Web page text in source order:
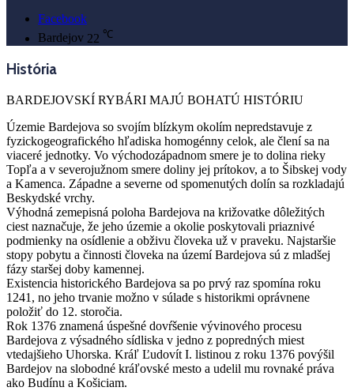
Facebook
Bardejov 22 ℃
História
BARDEJOVSKÍ RYBÁRI MAJÚ BOHATÚ HISTÓRIU
Územie Bardejova so svojím blízkym okolím nepredstavuje z
fyzickogeografického hľadiska homogénny celok, ale člení sa na
viaceré jednotky. Vo východozápadnom smere je to dolina rieky
Topľa a v severojužnom smere doliny jej prítokov, a to Šibskej vody
a Kamenca. Západne a severne od spomenutých dolín sa rozkladajú
Beskydské vrchy.
Výhodná zemepisná poloha Bardejova na križovatke dôležitých
ciest naznačuje, že jeho územie a okolie poskytovali priaznivé
podmienky na osídlenie a obživu človeka už v praveku. Najstaršie
stopy pobytu a činnosti človeka na území Bardejova sú z mladšej
fázy staršej doby kamennej.
Existencia historického Bardejova sa po prvý raz spomína roku
1241, no jeho trvanie možno v súlade s historikmi oprávnene
položiť do 12. storočia.
Rok 1376 znamená úspešné dovŕšenie vývinového procesu
Bardejova z výsadného sídliska v jedno z popredných miest
vtedajšieho Uhorska. Kráľ Ľudovít I. listinou z roku 1376 povýšil
Bardejov na slobodné kráľovské mesto a udelil mu rovnaké práva
ako Budínu a Košiciam.